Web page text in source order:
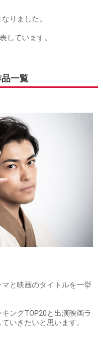
りました。
しています。
一覧
と映画のタイトルを一挙
ングTOP20と出演映画ラ
いきたいと思います。